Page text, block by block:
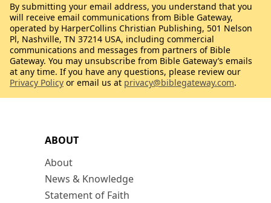
ABOUT
About
News & Knowledge
Statement of Faith
By submitting your email address, you understand that you
will receive email communications from Bible Gateway,
operated by HarperCollins Christian Publishing, 501 Nelson
Pl, Nashville, TN 37214 USA, including commercial
communications and messages from partners of Bible
Gateway. You may unsubscribe from Bible Gateway’s emails
at any time. If you have any questions, please review our
Privacy Policy or email us at privacy@biblegateway.com.